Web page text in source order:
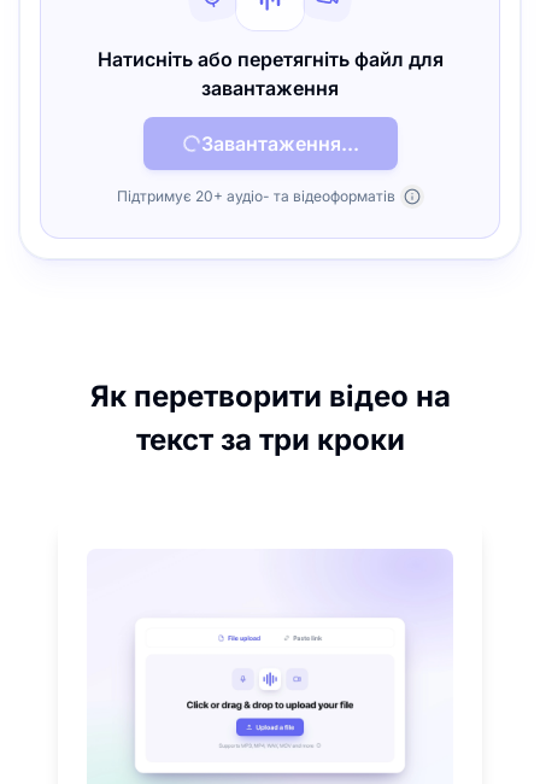
Натисніть або перетягніть файл для
завантаження
Завантаження...
Підтримує 20+ аудіо- та відеоформатів
Як перетворити відео на
текст за три кроки